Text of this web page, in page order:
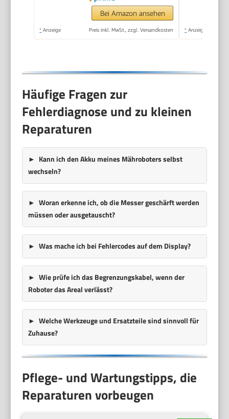
Bei Amazon ansehen
* Anzeige Preis inkl. MwSt., zzgl. Versandkosten * Anzeige
Häufige Fragen zur
Fehlerdiagnose und zu kleinen
Reparaturen
Kann ich denAkkumeines Mähroboters selbst
wechseln?
Woran erkenne ich, ob dieMessergeschärft werden
müssen oder ausgetauscht?
Was mache ich bei Fehlercodesauf dem Display?
Wie prüfe ich das Begrenzungskabel, wenn der
Roboter das Areal verlässt?
WelcheWerkzeugeund Ersatzteile sind sinnvoll für
Zuhause?
Pflege- und Wartungstipps, die
Reparaturen vorbeugen